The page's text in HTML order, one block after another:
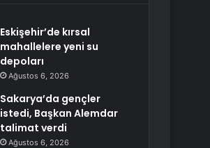
Eskişehir’de kırsal
mahallelere yeni su
depoları
Ağustos 6, 2026
Sakarya’da gençler
istedi, Başkan Alemdar
talimat verdi
Ağustos 6, 2026